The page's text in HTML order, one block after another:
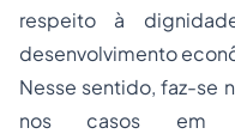
respeito à
desenvolvimento
Nesse sentido, faz-se
nos casos em